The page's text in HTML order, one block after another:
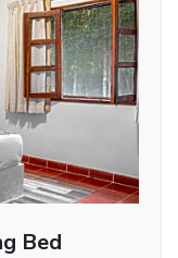
Bed